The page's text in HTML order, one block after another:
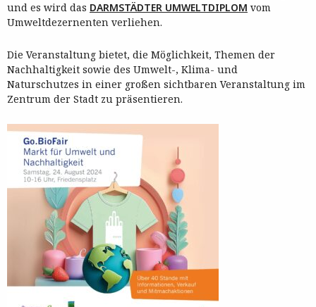
und es wird das DARMSTÄDTER UMWELTDIPLOM vom
Umweltdezernenten verliehen.
Die Veranstaltung bietet, die Möglichkeit, Themen der
Nachhaltigkeit sowie des Umwelt-, Klima- und
Naturschutzes in einer großen sichtbaren Veranstaltung im
Zentrum der Stadt zu präsentieren.